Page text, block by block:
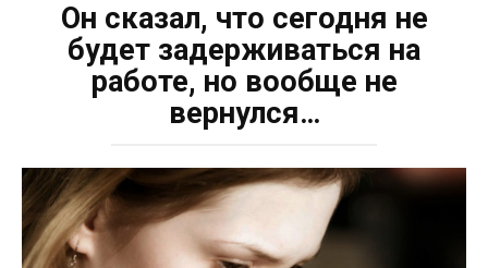
Он сказал, что сегодня не
будет задерживаться на
работе, но вообще не
вернулся…